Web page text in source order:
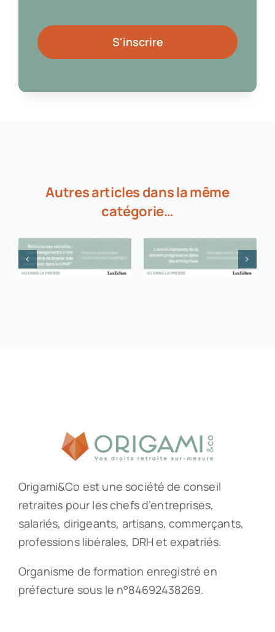
S'inscrire
Autres articles dans la même
catégorie…
Origami&Co est une société de conseil
retraites pour les chefs d’entreprises,
salariés, dirigeants, artisans, commerçants,
professions libérales, DRH et expatriés.
Organisme de formation enregistré en
préfecture sous le n°84692438269.